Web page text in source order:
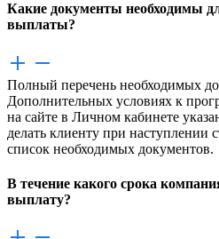
Какие документы необходимы
выплаты?
Полный перечень необходимых
Дополнительных условиях к
на сайте в Личном кабинете
делать клиенту при наступлении
список необходимых документов.
В течение какого срока
выплату?